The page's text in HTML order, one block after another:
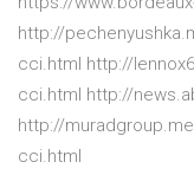
http://
cci.html http://
cci.html http://
http://
cci.html